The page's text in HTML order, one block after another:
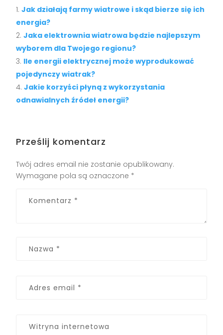
Jak działają farmy wiatrowe i skąd bierze się ich
energia?
Jaka elektrownia wiatrowa będzie najlepszym
wyborem dla Twojego regionu?
Ile energii elektrycznej może wyprodukować
pojedynczy wiatrak?
Jakie korzyści płyną z wykorzystania
odnawialnych źródeł energii?
Prześlij komentarz
Twój adres email nie zostanie opublikowany.
Wymagane pola są oznaczone *